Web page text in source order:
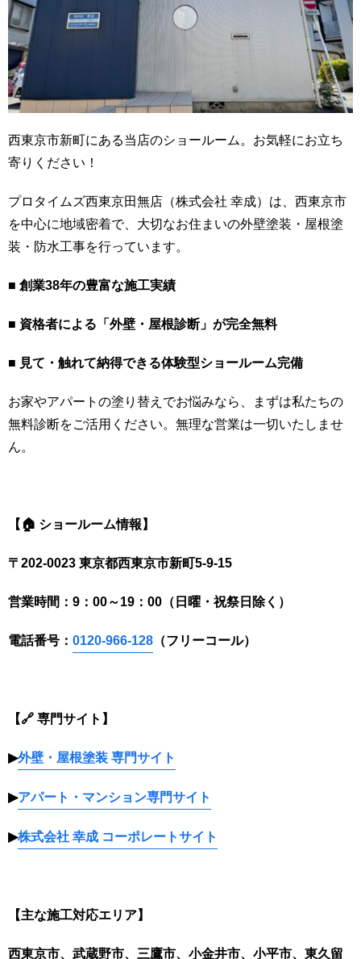
西東京市新町にある当店のショールーム。お気軽にお立ち
寄りください！
プロタイムズ西東京田無店（株式会社 幸成）は、西東京市
を中心に地域密着で、大切なお住まいの外壁塗装・屋根塗
装・防水工事を行っています。
■ 創業38年の豊富な施工実績
■ 資格者による「外壁・屋根診断」が完全無料
■ 見て・触れて納得できる体験型ショールーム完備
お家やアパートの塗り替えでお悩みなら、まずは私たちの
無料診断をご活用ください。無理な営業は一切いたしませ
ん。
【🏠 ショールーム情報】
〒202-0023 東京都西東京市新町5-9-15
営業時間：9：00～19：00（日曜・祝祭日除く）
電話番号： 0120-966-128 （フリーコール）
【🔗 専門サイト】
▶外壁・屋根塗装 専門サイト
▶アパート・マンション専門サイト
▶株式会社 幸成 コーポレートサイト
【主な施工対応エリア】
西東京市、武蔵野市、三鷹市、小金井市、小平市、東久留